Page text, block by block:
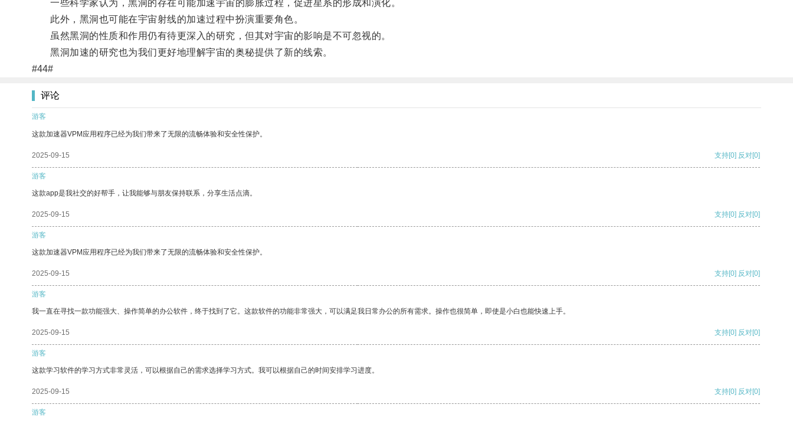
一些科学家认为，黑洞的存在可能加速宇宙的膨胀过程，促进星系的形成和演化。
此外，黑洞也可能在宇宙射线的加速过程中扮演重要角色。
虽然黑洞的性质和作用仍有待更深入的研究，但其对宇宙的影响是不可忽视的。
黑洞加速的研究也为我们更好地理解宇宙的奥秘提供了新的线索。
#44#
评论
游客
这款加速器VPM应用程序已经为我们带来了无限的流畅体验和安全性保护。
2025-09-15 支持[0] 反对[0]
游客
这款app是我社交的好帮手，让我能够与朋友保持联系，分享生活点滴。
2025-09-15 支持[0] 反对[0]
游客
这款加速器VPM应用程序已经为我们带来了无限的流畅体验和安全性保护。
2025-09-15 支持[0] 反对[0]
游客
我一直在寻找一款功能强大、操作简单的办公软件，终于找到了它。这款软件的功能非常强大，可以满足我日常办公的所有需求。操作也很简单，即使是小白也能快速上手。
2025-09-15 支持[0] 反对[0]
游客
这款学习软件的学习方式非常灵活，可以根据自己的需求选择学习方式。我可以根据自己的时间安排学习进度。
2025-09-15 支持[0] 反对[0]
游客